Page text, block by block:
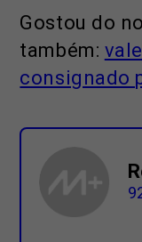
Gostou do
também:
consignado